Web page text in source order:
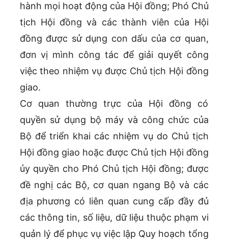
hành mọi hoạt động của Hội đồng; Phó Chủ
tịch Hội đồng và các thành viên của Hội
đồng được sử dụng con dấu của cơ quan,
đơn vị mình công tác để giải quyết công
việc theo nhiệm vụ được Chủ tịch Hội đồng
giao.
Cơ quan thường trực của Hội đồng có
quyền sử dụng bộ máy và công chức của
Bộ để triển khai các nhiệm vụ do Chủ tịch
Hội đồng giao hoặc được Chủ tịch Hội đồng
ủy quyền cho Phó Chủ tịch Hội đồng; được
đề nghị các Bộ, cơ quan ngang Bộ và các
địa phương có liên quan cung cấp đầy đủ
các thông tin, số liệu, dữ liệu thuộc phạm vi
quản lý để phục vụ việc lập Quy hoạch tổng